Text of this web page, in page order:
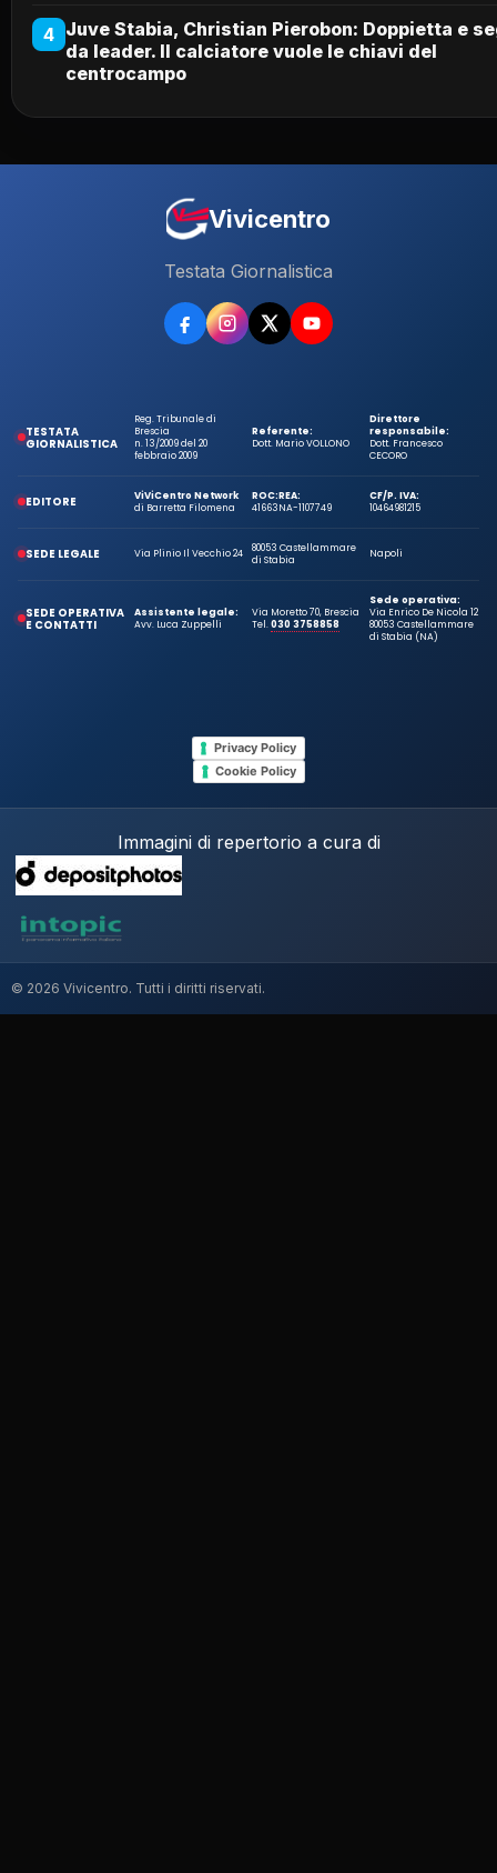
4 Juve Stabia, Christian Pierobon: Doppietta e
da leader. Il calciatore vuole le chiavi del
centrocampo
Vivicentro
Testata Giornalistica
TESTATA
GIORNALISTICA
Reg. Tribunale di
Brescia
n. 13/2009 del 20
febbraio 2009
Referente:
Dott. Mario VOLLONO
Direttore
responsabile:
Dott. Francesco
CECORO
EDITORE
ViViCentro Network
di Barretta Filomena
ROC:
41663
REA:
NA-1107749
CF/P. IVA:
10464981215
SEDE LEGALE Via Plinio Il Vecchio 24
80053 Castellammare
di Stabia
Napoli
SEDE OPERATIVA
E CONTATTI
Assistente legale:
Avv. Luca Zuppelli
Via Moretto 70, Brescia
Tel.030 3758858
Sede operativa:
Via Enrico De Nicola 12
80053 Castellammare
di Stabia (NA)
Privacy Policy
Cookie Policy
Immagini di repertorio a cura di
© 2026 Vivicentro. Tutti i diritti riservati.